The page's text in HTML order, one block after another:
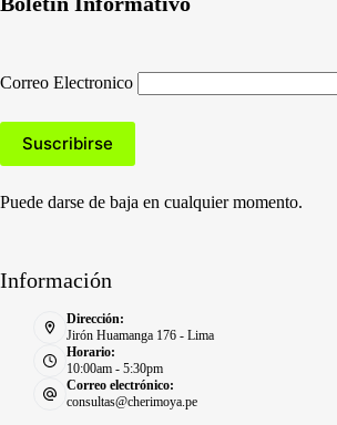
Correo Electronico
Puede darse de baja en cualquier momento.
Información
Dirección:
Jirón Huamanga 176 - Lima
Horario:
10:00am - 5:30pm
Correo electrónico:
consultas@cherimoya.pe